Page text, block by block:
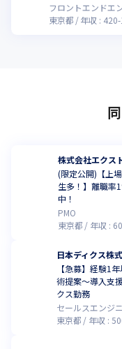
フロントエンドエ
東京都
年収 : 420-
株式会社エクス
(限定公開)【上
生多！】離職率
中！
PMO
東京都
年収 :
日本ディクス株
【急募】経験1
術提案〜導入支
クス勤務
セールスエンジ
東京都
年収 :